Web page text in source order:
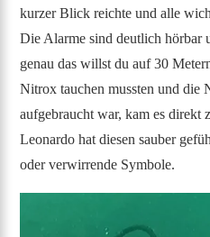
kurzer Blick reichte und alle
Die Alarme sind deutlich hörbar
genau das willst du auf 30
Nitrox tauchen mussten und die
aufgebraucht war, kam es direkt
Leonardo hat diesen sauber
oder verwirrende Symbole.